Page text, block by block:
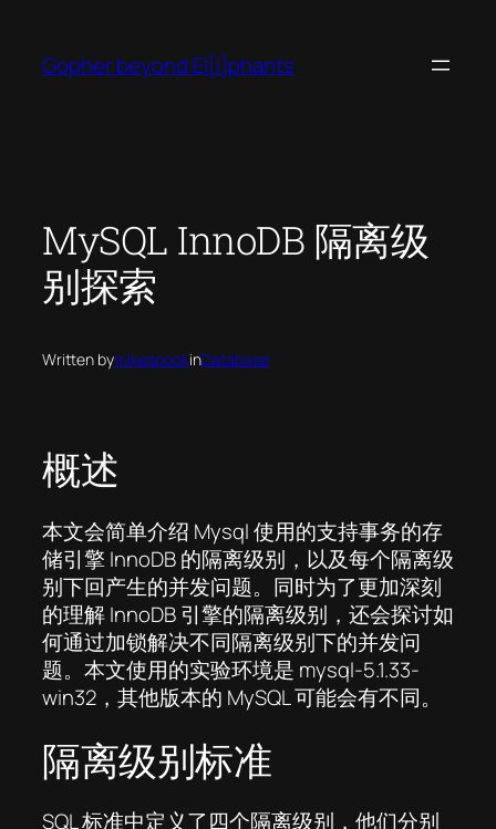
content
Gopher beyond El[i]phants
MySQL InnoDB 隔离级
别探索
Written bymikespookinDatabase
概述
本文会简单介绍 Mysql 使用的支持事务的存
储引擎 InnoDB 的隔离级别，以及每个隔离级
别下回产生的并发问题。同时为了更加深刻
的理解 InnoDB 引擎的隔离级别，还会探讨如
何通过加锁解决不同隔离级别下的并发问
题。本文使用的实验环境是 mysql-5.1.33-
win32，其他版本的 MySQL 可能会有不同。
隔离级别标准
SQL 标准中定义了四个隔离级别，他们分别